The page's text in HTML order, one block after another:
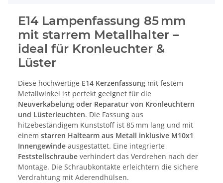
E14 Lampenfassung 85 mm
mit starrem Metallhalter –
ideal für Kronleuchter &
Lüster
Diese hochwertige E14 Kerzenfassung mit festem
Metallwinkel ist perfekt geeignet für die
Neuverkabelung oder Reparatur von Kronleuchtern
und Lüsterleuchten. Die Fassung aus
hitzebeständigem Kunststoff ist 85 mm lang und mit
einem starren Haltearm aus Metall inklusive M10x1
Innengewinde ausgestattet. Eine integrierte
Feststellschraube verhindert das Verdrehen nach der
Montage. Die Schraubkontakte erleichtern die sichere
Verdrahtung mit Aderendhülsen.